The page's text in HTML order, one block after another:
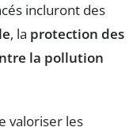
incluront des
, la protection des
la pollution
valoriser les